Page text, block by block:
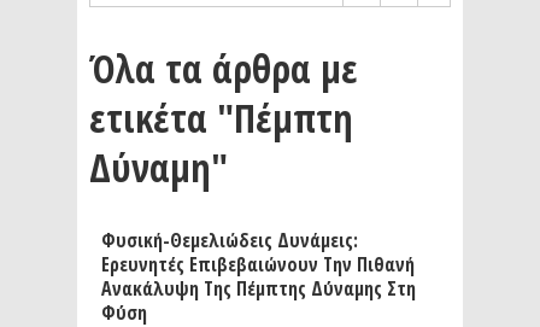
Όλα τα άρθρα με
ετικέτα "Πέμπτη
Δύναμη"
Φυσική-Θεμελιώδεις Δυνάμεις:
Ερευνητές Επιβεβαιώνουν Την Πιθανή
Ανακάλυψη Της Πέμπτης Δύναμης Στη
Φύση